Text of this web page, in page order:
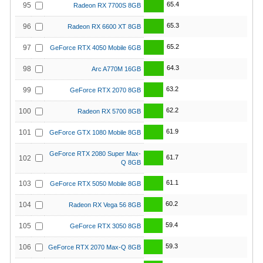
95 Radeon RX 7700S 8GB 65.4
96 Radeon RX 6600 XT 8GB 65.3
97 GeForce RTX 4050 Mobile 6GB 65.2
98 Arc A770M 16GB 64.3
99 GeForce RTX 2070 8GB 63.2
100 Radeon RX 5700 8GB 62.2
101 GeForce GTX 1080 Mobile 8GB 61.9
102
GeForce RTX 2080 Super Max-
Q 8GB
61.7
103 GeForce RTX 5050 Mobile 8GB 61.1
104 Radeon RX Vega 56 8GB 60.2
105 GeForce RTX 3050 8GB 59.4
106 GeForce RTX 2070 Max-Q 8GB 59.3